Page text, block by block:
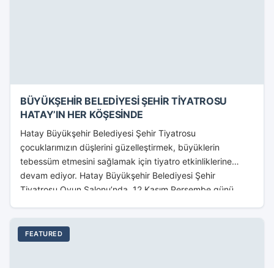
BÜYÜKŞEHİR BELEDİYESİ ŞEHİR TİYATROSU
HATAY’IN HER KÖŞESİNDE
Hatay Büyükşehir Belediyesi Şehir Tiyatrosu
çocuklarımızın düşlerini güzelleştirmek, büyüklerin
tebessüm etmesini sağlamak için tiyatro etkinliklerine
devam ediyor. Hatay Büyükşehir Belediyesi Şehir
Tiyatrosu Oyun Salonu’nda, 12 Kasım Perşembe günü
FEATURED